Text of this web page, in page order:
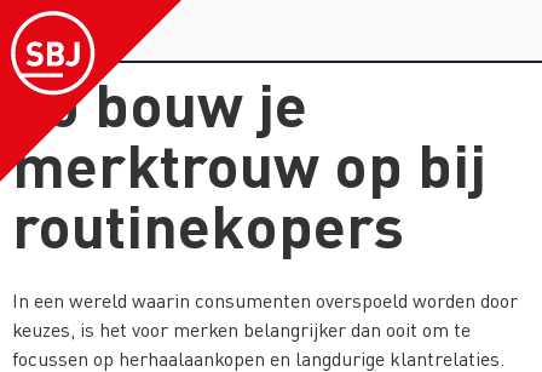
Zo bouw je
merktrouw op bij
routinekopers
In een wereld waarin consumenten overspoeld worden door
keuzes, is het voor merken belangrijker dan ooit om te
focussen op herhaalaankopen en langdurige klantrelaties.